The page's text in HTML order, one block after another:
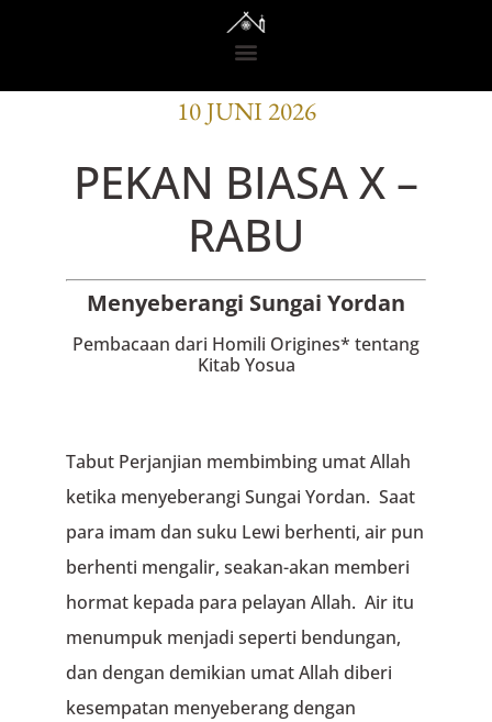
BACAAN OFISI
10 JUNI 2026
PEKAN BIASA X –
RABU
Menyeberangi Sungai Yordan
Pembacaan dari Homili Origines* tentang
Kitab Yosua
Tabut Perjanjian membimbing umat Allah
ketika menyeberangi Sungai Yordan. Saat
para imam dan suku Lewi berhenti, air pun
berhenti mengalir, seakan-akan memberi
hormat kepada para pelayan Allah. Air itu
menumpuk menjadi seperti bendungan,
dan dengan demikian umat Allah diberi
kesempatan menyeberang dengan